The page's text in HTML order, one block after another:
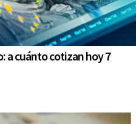
a cuánto cotizan hoy 7